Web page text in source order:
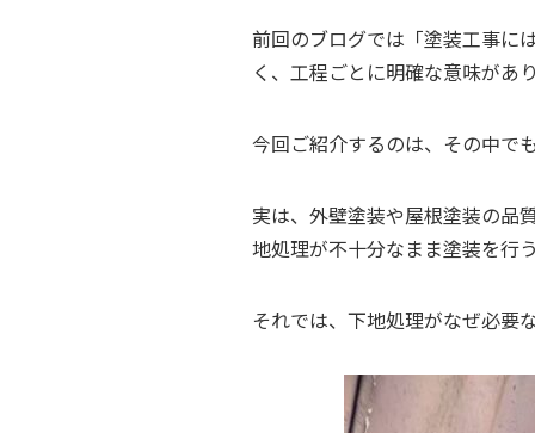
前回のブログでは「塗装工事に
く、工程ごとに明確な意味があ
今回ご紹介するのは、その中で
実は、外壁塗装や屋根塗装の品
地処理が不十分なまま塗装を行
それでは、下地処理がなぜ必要